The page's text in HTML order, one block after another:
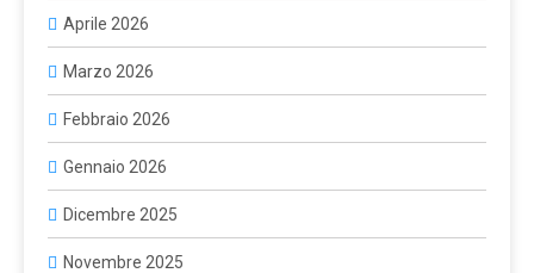
Aprile 2026
Marzo 2026
Febbraio 2026
Gennaio 2026
Dicembre 2025
Novembre 2025